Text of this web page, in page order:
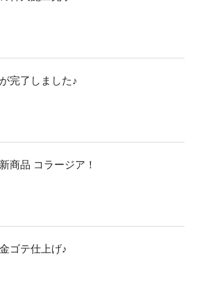
完了しました♪
商品 コラージア！
ゴテ仕上げ♪